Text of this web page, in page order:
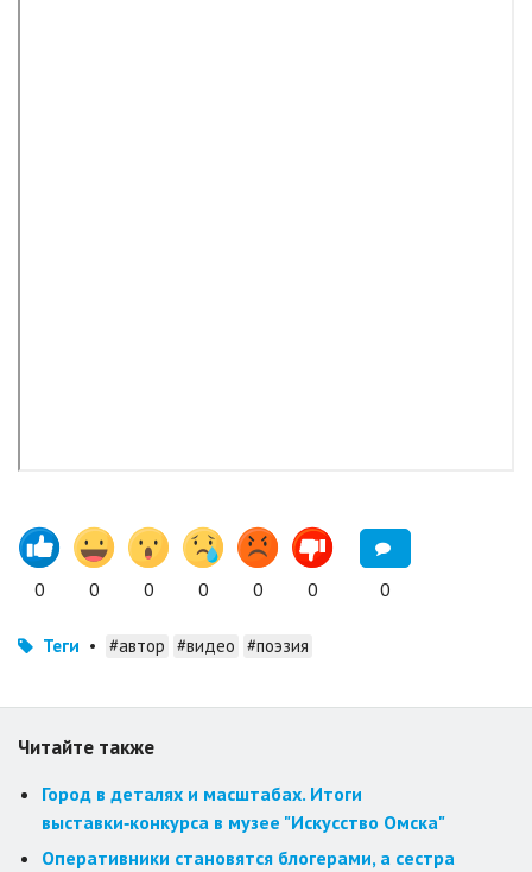
0 0 0 0 0 0 0
Теги • #автор #видео #поэзия
Читайте также
Город в деталях и масштабах. Итоги
выставки‑конкурса в музее "Искусство Омска"
Оперативники становятся блогерами, а сестра